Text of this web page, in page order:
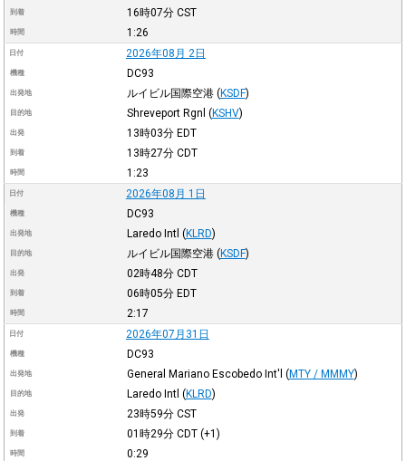
到着 16時07分 CST
時間 1:26
日付 2026年08月 2日
機種 DC93
出発地 ルイビル国際空港 (KSDF)
目的地 Shreveport Rgnl (KSHV)
出発 13時03分 EDT
到着 13時27分 CDT
時間 1:23
日付 2026年08月 1日
機種 DC93
出発地 Laredo Intl (KLRD)
目的地 ルイビル国際空港 (KSDF)
出発 02時48分 CDT
到着 06時05分 EDT
時間 2:17
日付 2026年07月31日
機種 DC93
出発地 General Mariano Escobedo Int'l (MTY / MMMY)
目的地 Laredo Intl (KLRD)
出発 23時59分 CST
到着 01時29分 CDT(+1)
時間 0:29